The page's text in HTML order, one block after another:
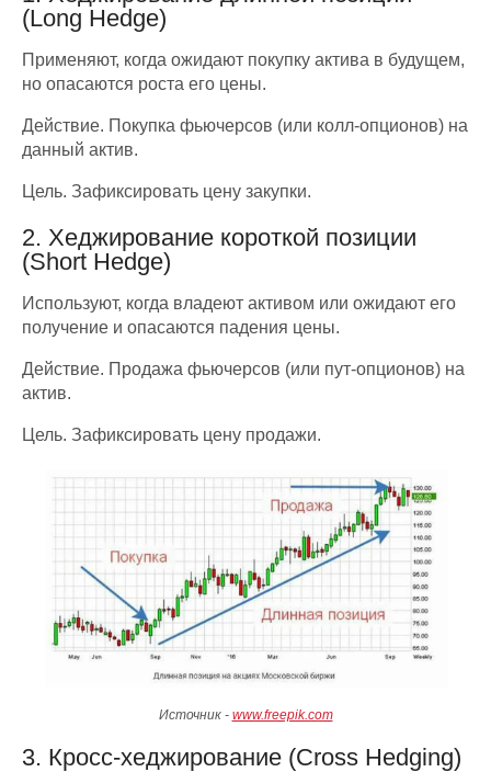
(Long Hedge)
Применяют, когда ожидают покупку актива в будущем,
но опасаются роста его цены.
Действие. Покупка фьючерсов (или колл-опционов) на
данный актив.
Цель. Зафиксировать цену закупки.
2. Хеджирование короткой позиции
(Short Hedge)
Используют, когда владеют активом или ожидают его
получение и опасаются падения цены.
Действие. Продажа фьючерсов (или пут-опционов) на
актив.
Цель. Зафиксировать цену продажи.
Источник - www.freepik.com
3. Кросс-хеджирование (Cross Hedging)